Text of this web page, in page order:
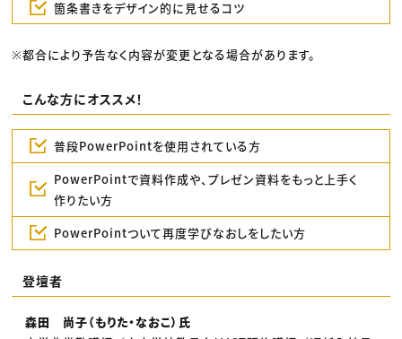
箇条書きをデザイン的に見せるコツ
※都合により予告なく内容が変更となる場合があります。
こんな方にオススメ！
普段PowerPointを使用されている方
PowerPointで資料作成や、プレゼン資料をもっと上手く
作りたい方
PowerPointついて再度学びなおしをしたい方
登壇者
森田 尚子（もりた・なおこ）氏